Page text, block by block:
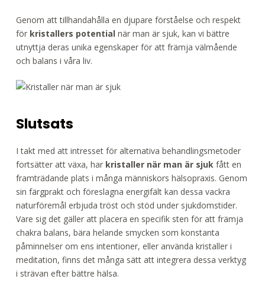
Genom att tillhandahålla en djupare förståelse och respekt
för kristallers potential när man är sjuk, kan vi bättre
utnyttja deras unika egenskaper för att främja välmående
och balans i våra liv.
Slutsats
I takt med att intresset för alternativa behandlingsmetoder
fortsätter att växa, har kristaller när man är sjukfått en
framträdande plats i många människors hälsopraxis. Genom
sin färgprakt och föreslagna energifält kan dessa vackra
naturföremål erbjuda tröst och stöd under sjukdomstider.
Vare sig det gäller att placera en specifik sten för att främja
chakra balans, bära helande smycken som konstanta
påminnelser om ens intentioner, eller använda kristaller i
meditation, finns det många sätt att integrera dessa verktyg
i strävan efter bättre hälsa.